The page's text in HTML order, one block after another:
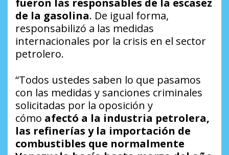
fueron las responsables de la escasez
de la gasolina. De igual forma,
responsabilizó a las medidas
internacionales por la crisis en el sector
petrolero.
“Todos ustedes saben lo que pasamos
con las medidas y sanciones criminales
solicitadas por la oposición y
cómo afectó a la industria petrolera,
las refinerías y la importación de
combustibles que normalmente